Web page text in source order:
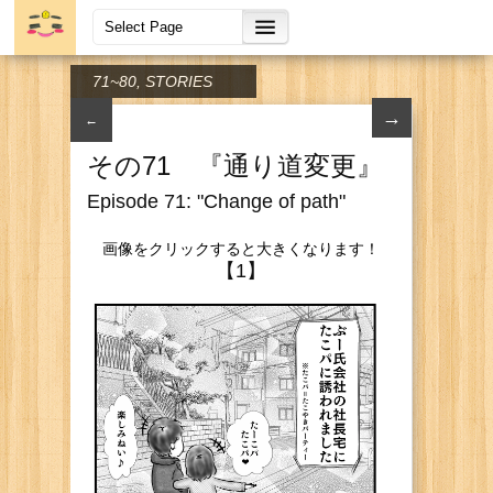
71~80 STORIES
← →
その71 『通り道変更』
Episode 71: "Change of path"
画像をクリックすると大きくなります！
【1】